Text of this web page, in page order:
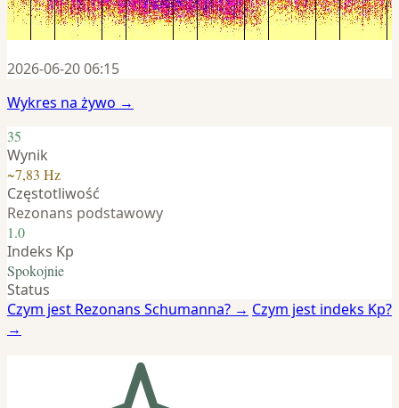
2026-06-20 06:15
Wykres na żywo →
35
Wynik
~7,83 Hz
Częstotliwość
Rezonans podstawowy
1.0
Indeks Kp
Spokojnie
Status
Czym jest Rezonans Schumanna? → Czym jest indeks Kp?
→